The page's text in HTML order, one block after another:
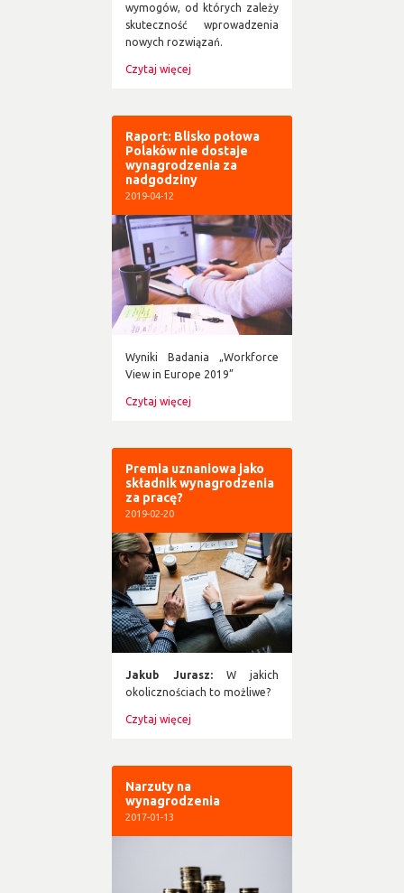
wymogów, od których zależy
skuteczność wprowadzenia
nowych rozwiązań.
Czytaj więcej
Raport: Blisko połowa
Polaków nie dostaje
wynagrodzenia za
nadgodziny
2019-04-12
Wyniki Badania „Workforce
View in Europe 2019”
Czytaj więcej
Premia uznaniowa jako
składnik wynagrodzenia
za pracę?
2019-02-20
Jakub Jurasz:W jakich
okolicznościach to możliwe?
Czytaj więcej
Narzuty na
wynagrodzenia
2017-01-13